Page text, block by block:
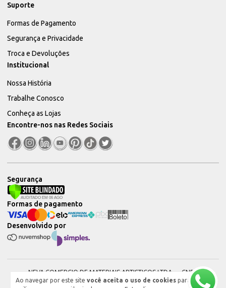
Ao navegar por este site você aceita o uso de cookies para
Suporte
Formas de Pagamento
Segurança e Privacidade
Troca e Devoluções
Institucional
Nossa História
Trabalhe Conosco
Conheça as Lojas
Encontre-nos nas Redes Sociais
Segurança
Desenvolvido por
Formas de pagamento
NEVA COMERCIO DE MATERIAIS ARTISTICOS LTDA — CNPJ:
51604544000101 © 2026. Todos os direitos reservados.